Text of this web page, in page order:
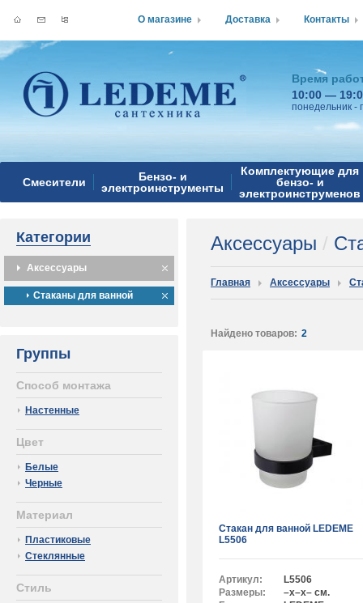
Время
10:00 —
понедельник -
Смесители
Бензо- и
электроинструменты
Комплектующие для
бензо- и
электроинструменов
Категории
Аксессуары
Стаканы для ванной
Группы
Способ монтажа
Настенные
Цвет
Белые
Черные
Материал
Пластиковые
Стеклянные
Стиль
Аксессуары /
Главная Аксессуары
Найдено товаров: 2
Стакан для ванной LEDEME
L5506
Артикул:
L5506
Размеры:
–x–x– см.
О магазине Доставка Контакты